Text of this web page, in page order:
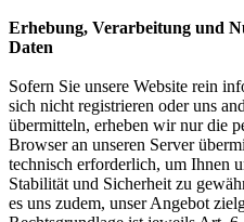
Erhebung, Verarbeitung und
Daten
Sofern Sie unsere Website rein
sich nicht registrieren oder uns
übermitteln, erheben wir nur die
Browser an unseren Server
technisch erforderlich, um Ihnen
Stabilität und Sicherheit zu
es uns zudem, unser Angebot